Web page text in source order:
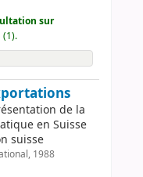
sur
(1).
de la
en Suisse
suisse
1988